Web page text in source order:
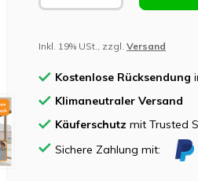
Inkl. 19% USt., zzgl. Versand
Kostenlose Rücksendung
Klimaneutraler Versand
Käuferschutz mit Trusted
Sichere Zahlung mit: